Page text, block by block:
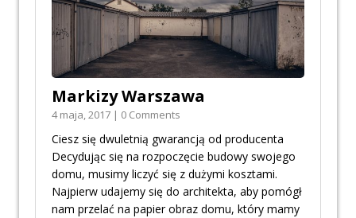
Markizy Warszawa
4 maja, 2017 | 0 Comments
Ciesz się dwuletnią gwarancją od producenta
Decydując się na rozpoczęcie budowy swojego
domu, musimy liczyć się z dużymi kosztami.
Najpierw udajemy się do architekta, aby pomógł
nam przelać na papier obraz domu, który mamy